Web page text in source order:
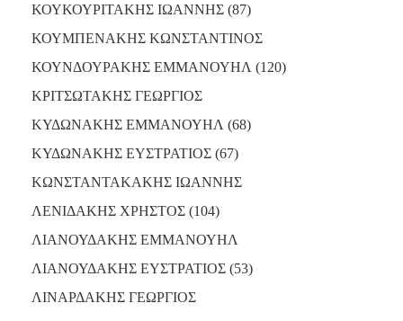
ΚΟΥΚΟΥΡΙΤΑΚΗΣ ΙΩΑΝΝΗΣ (87)
ΚΟΥΜΠΕΝΑΚΗΣ ΚΩΝΣΤΑΝΤΙΝΟΣ
ΚΟΥΝΔΟΥΡΑΚΗΣ ΕΜΜΑΝΟΥΗΛ (120)
ΚΡΙΤΣΩΤΑΚΗΣ ΓΕΩΡΓΙΟΣ
ΚΥΔΩΝΑΚΗΣ ΕΜΜΑΝΟΥΗΛ (68)
ΚΥΔΩΝΑΚΗΣ ΕΥΣΤΡΑΤΙΟΣ (67)
ΚΩΝΣΤΑΝΤΑΚΑΚΗΣ ΙΩΑΝΝΗΣ
ΛΕΝΙΔΑΚΗΣ ΧΡΗΣΤΟΣ (104)
ΛΙΑΝΟΥΔΑΚΗΣ ΕΜΜΑΝΟΥΗΛ
ΛΙΑΝΟΥΔΑΚΗΣ ΕΥΣΤΡΑΤΙΟΣ (53)
ΛΙΝΑΡΔΑΚΗΣ ΓΕΩΡΓΙΟΣ